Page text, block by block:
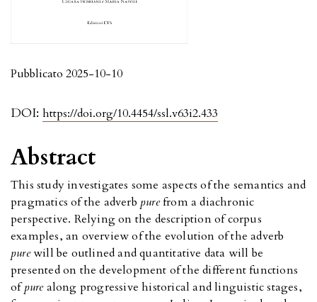
DOI: https://doi.org/10.4454/ssl.v63i2.433
Pubblicato 2025-10-10
Abstract
This study investigates some aspects of the semantics and
pragmatics of the adverb purefrom a diachronic
perspective. Relying on the description of corpus
examples, an overview of the evolution of the adverb
purewill be outlined and quantitative data will be
presented on the development of the different functions
ofpurealong progressive historical and linguistic stages,